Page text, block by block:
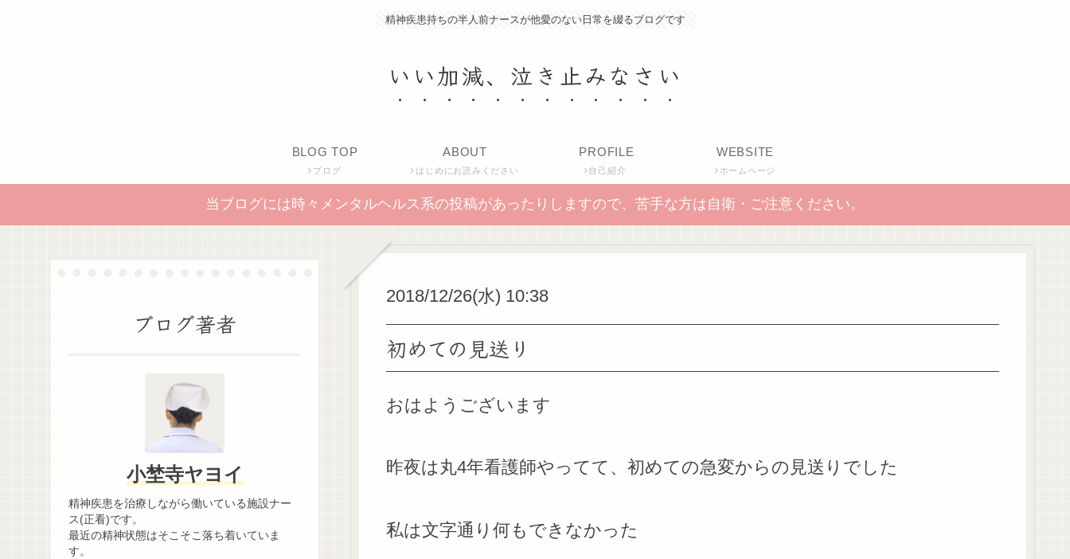
精神疾患持ちの半人前ナースが他愛のない日常を綴るブログです
いい加減、泣き止みなさい
BLOG TOP
ブログ
ABOUT
はじめにお読みください
PROFILE
自己紹介
WEBSITE
ホームページ
当ブログには時々メンタルヘルス系の投稿があったりしますので、苦手な方は自衛・ご注意ください。
2018/12/26(水) 10:38
初めての見送り
おはようございます
昨夜は丸4年看護師やってて、初めての急変からの見送りでした
私は文字通り何もできなかった
ブログ著者
小埜寺ヤヨイ
精神疾患を治療しながら働いている施設ナー
ス(正看)です。
最近の精神状態はそこそこ落ち着いていま
す。